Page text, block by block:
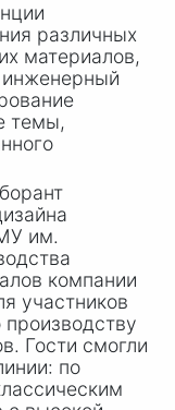
различных
материалов,
инженерный
темы,
им.
компании
участников
Гости смогли
по